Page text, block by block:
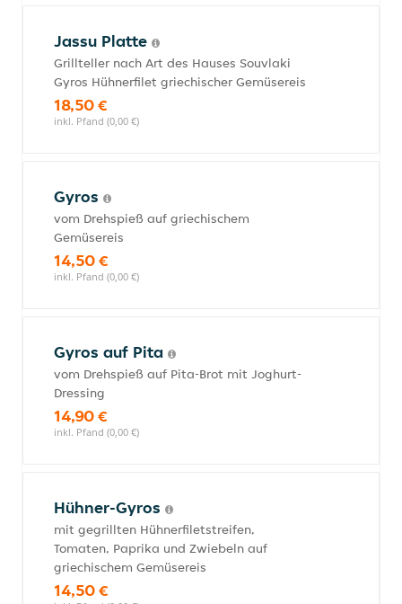
Jassu Platte
Grillteller nach Art des Hauses Souvlaki
Gyros Hühnerfilet griechischer Gemüsereis
18,50 €
inkl. Pfand (0,00 €)
Gyros
vom Drehspieß auf griechischem
Gemüsereis
14,50 €
inkl. Pfand (0,00 €)
Gyros auf Pita
vom Drehspieß auf Pita-Brot mit Joghurt-
Dressing
14,90 €
inkl. Pfand (0,00 €)
Hühner-Gyros
mit gegrillten Hühnerfiletstreifen,
Tomaten, Paprika und Zwiebeln auf
griechischem Gemüsereis
14,50 €